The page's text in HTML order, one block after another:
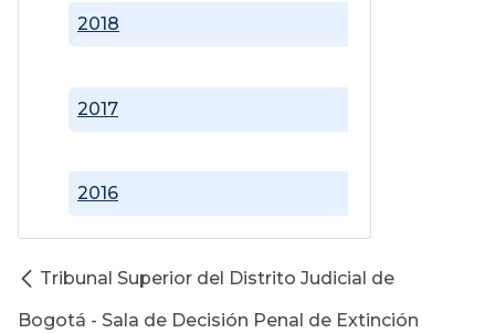
2016
2017
2018
Tribunal Superior del Distrito Judicial de
Bogotá - Sala de Decisión Penal de Extinción